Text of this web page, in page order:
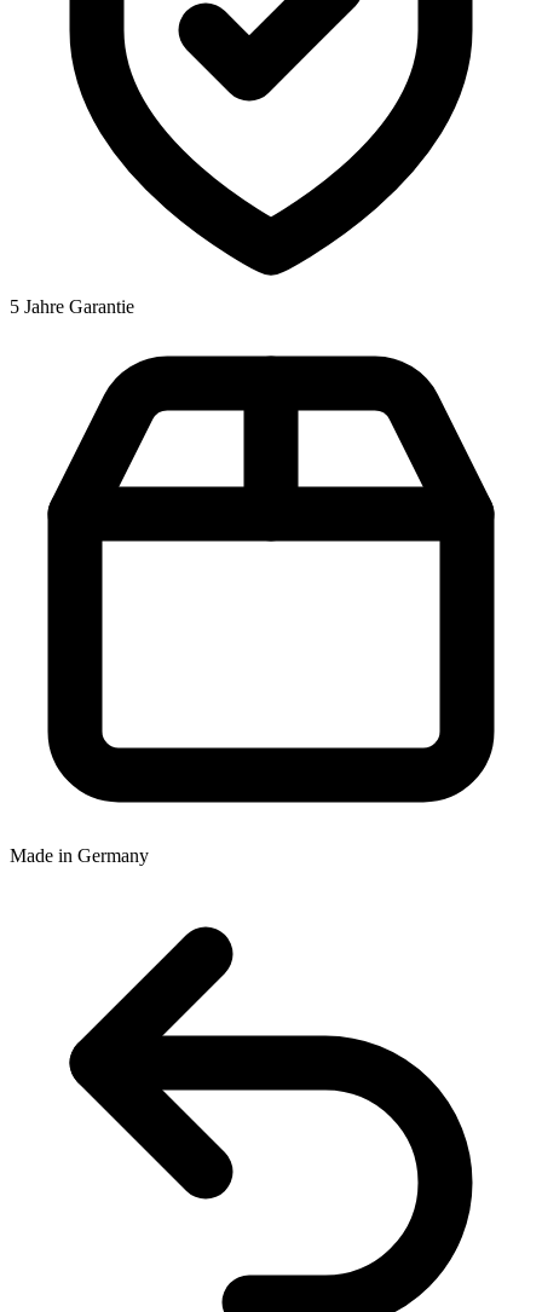
5 Jahre Garantie
Made in Germany